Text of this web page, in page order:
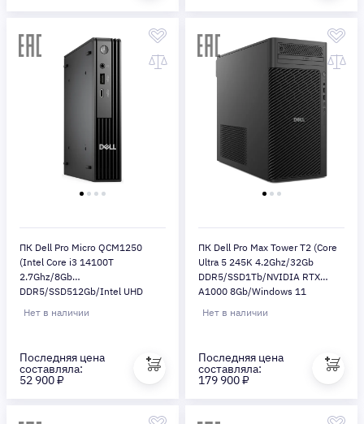
ПК Dell Pro Micro QCM1250
(Intel Core i3 14100T
2.7Ghz/8Gb
DDR5/SSD512Gb/Intel UHD
Нет в наличии
Последняя цена
составляла:
52 900 ₽
ПК Dell Pro Max Tower T2 (Core
Ultra 5 245K 4.2Ghz/32Gb
DDR5/SSD1Tb/NVIDIA RTX
A1000 8Gb/Windows 11
Нет в наличии
Последняя цена
составляла:
179 900 ₽